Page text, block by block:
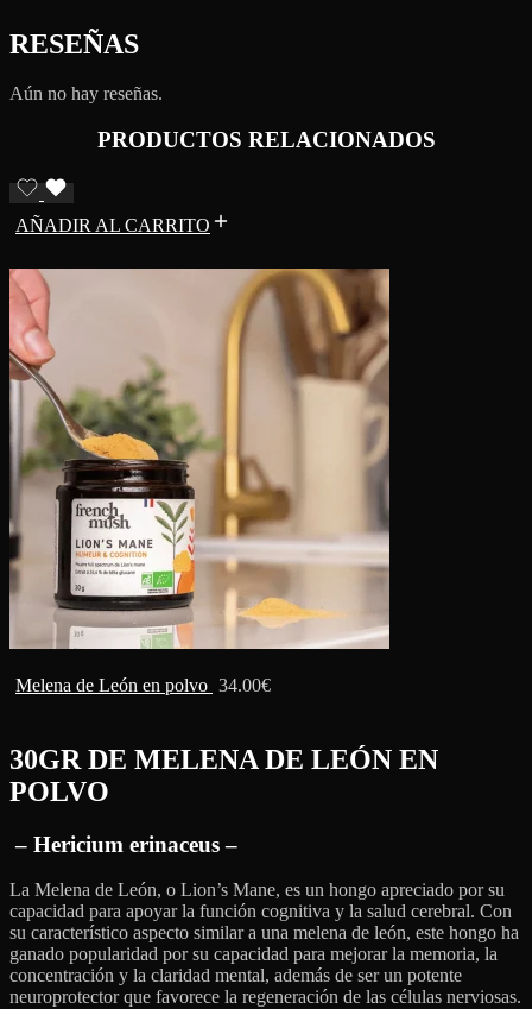
RESEÑAS
Aún no hay reseñas.
PRODUCTOS RELACIONADOS
AÑADIR AL CARRITO
Melena de León en polvo 34.00€
30GR DE MELENA DE LEÓN EN
POLVO
– Hericium erinaceus –
La Melena de León, o Lion’s Mane, es un hongo apreciado por su
capacidad para apoyar la función cognitiva y la salud cerebral. Con
su característico aspecto similar a una melena de león, este hongo ha
ganado popularidad por su capacidad para mejorar la memoria, la
concentración y la claridad mental, además de ser un potente
neuroprotector que favorece la regeneración de las células nerviosas.